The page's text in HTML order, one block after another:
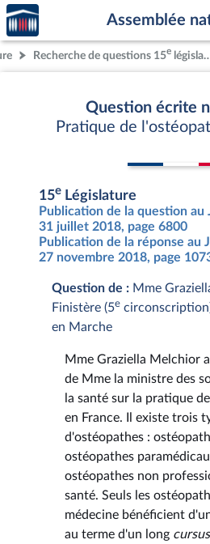
Aller au contenu
Aller en bas de la page
Accèder
à la
page
d'accueil
Assemblée
Recherche de questions 15e législature
Question écrite
Pratique de
15e Législature
Publication de la question au
31 juillet 2018, page 6800
Publication de la réponse au
27 novembre 2018, page
Question de : Mme
Finistère (5e
en Marche
Mme Graziella Melchior
de Mme la ministre des
la santé sur la pratique
en France. Il existe trois
d'ostéopathes :
ostéopathes
ostéopathes non
santé. Seuls les
médecine bénéficient
au terme d'un long cursus